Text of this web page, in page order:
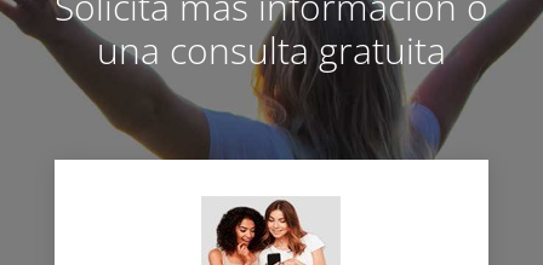
una consulta gratuita